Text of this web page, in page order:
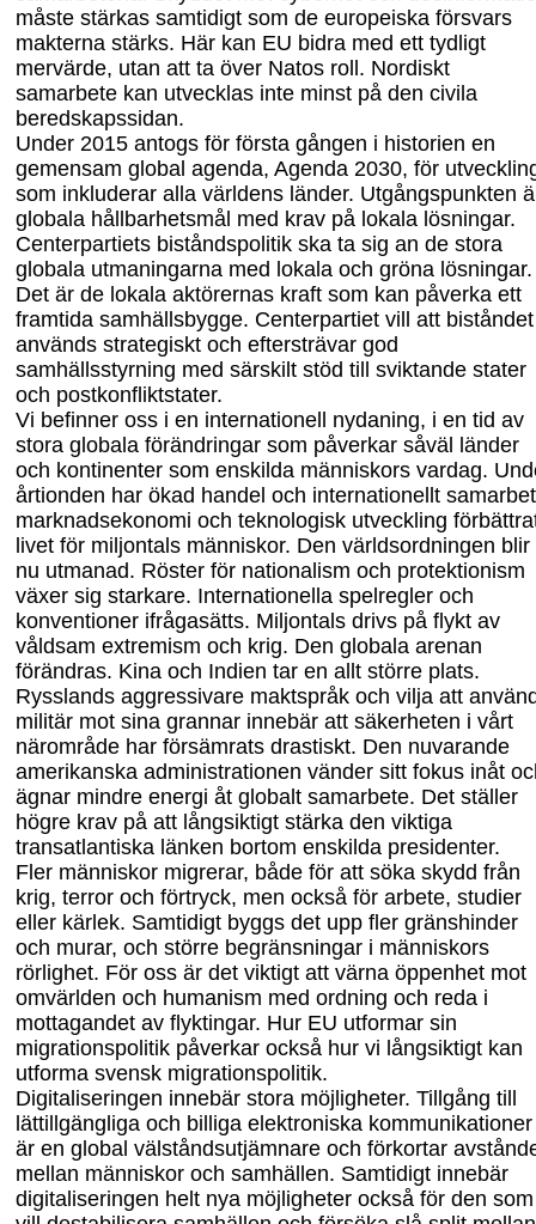
måste stärkas samtidigt som de europeiska försvars
makterna stärks. Här kan EU bidra med ett tydligt
mervärde, utan att ta över Natos roll. Nordiskt
samarbete kan utvecklas inte minst på den civila
beredskapssidan.
Under 2015 antogs för första gången i historien en
gemensam global agenda, Agenda 2030, för
som inkluderar alla världens länder. Utgångspunkten
globala hållbarhetsmål med krav på lokala lösningar.
Centerpartiets biståndspolitik ska ta sig an de stora
globala utmaningarna med lokala och gröna lösningar.
Det är de lokala aktörernas kraft som kan påverka ett
framtida samhällsbygge. Centerpartiet vill att biståndet
används strategiskt och eftersträvar god
samhällsstyrning med särskilt stöd till sviktande stater
och postkonfliktstater.
Vi befinner oss i en internationell nydaning, i en tid av
stora globala förändringar som påverkar såväl länder
och kontinenter som enskilda människors vardag.
årtionden har ökad handel och internationellt
marknadsekonomi och teknologisk utveckling
livet för miljontals människor. Den världsordningen blir
nu utmanad. Röster för nationalism och protektionism
växer sig starkare. Internationella spelregler och
konventioner ifrågasätts. Miljontals drivs på flykt av
våldsam extremism och krig. Den globala arenan
förändras. Kina och Indien tar en allt större plats.
Rysslands aggressivare maktspråk och vilja att
militär mot sina grannar innebär att säkerheten i vårt
närområde har försämrats drastiskt. Den nuvarande
amerikanska administrationen vänder sitt fokus inåt
ägnar mindre energi åt globalt samarbete. Det ställer
högre krav på att långsiktigt stärka den viktiga
transatlantiska länken bortom enskilda presidenter.
Fler människor migrerar, både för att söka skydd från
krig, terror och förtryck, men också för arbete, studier
eller kärlek. Samtidigt byggs det upp fler gränshinder
och murar, och större begränsningar i människors
rörlighet. För oss är det viktigt att värna öppenhet mot
omvärlden och humanism med ordning och reda i
mottagandet av flyktingar. Hur EU utformar sin
migrationspolitik påverkar också hur vi långsiktigt kan
utforma svensk migrationspolitik.
Digitaliseringen innebär stora möjligheter. Tillgång till
lättillgängliga och billiga elektroniska kommunikationer
är en global välståndsutjämnare och förkortar
mellan människor och samhällen. Samtidigt innebär
digitaliseringen helt nya möjligheter också för den som